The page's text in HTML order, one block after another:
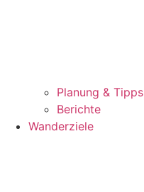
Planung & Tipps
Berichte
Wanderziele